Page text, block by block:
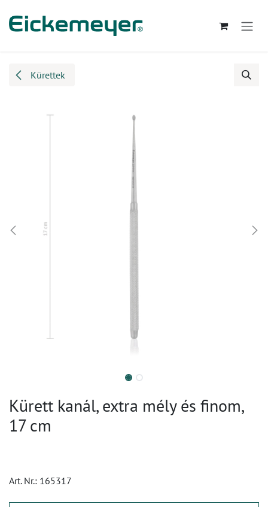
Kürettek
Kürett kanál, extra mély és finom,
17 cm
Art. Nr.: 165317